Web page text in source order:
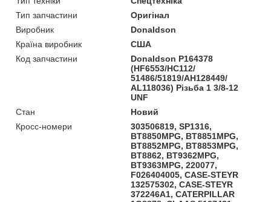
Тип запчастини
Оригінал
Виробник
Donaldson
Країна виробник
США
Код запчастини
Donaldson P164378
(HF6553/HC112/
51486/51819/AH128449/
AL118036) Різьба 1 3/8-12
UNF
Стан
Новий
Кросс-номери
303506819, SP1316,
BT8850MPG, BT8851MPG,
BT8852MPG, BT8853MPG,
BT8862, BT9362MPG,
BT9363MPG, 220077,
F026404005, CASE-STEYR
132575302, CASE-STEYR
372246A1, CATERPILLAR